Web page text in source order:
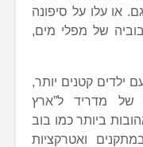
או עלו על סיפונה
של מפלי מים,
ילדים קטנים יותר,
של מדריד ל”ארץ
ביותר כמו בוב
ואטרקציות